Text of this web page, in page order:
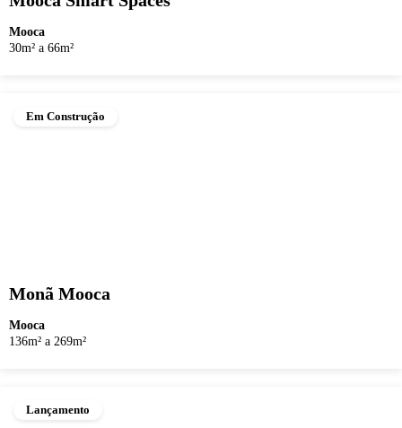
Mooca
30m² a 66m²
Em Construção
Monã Mooca
Mooca
136m² a 269m²
Lançamento